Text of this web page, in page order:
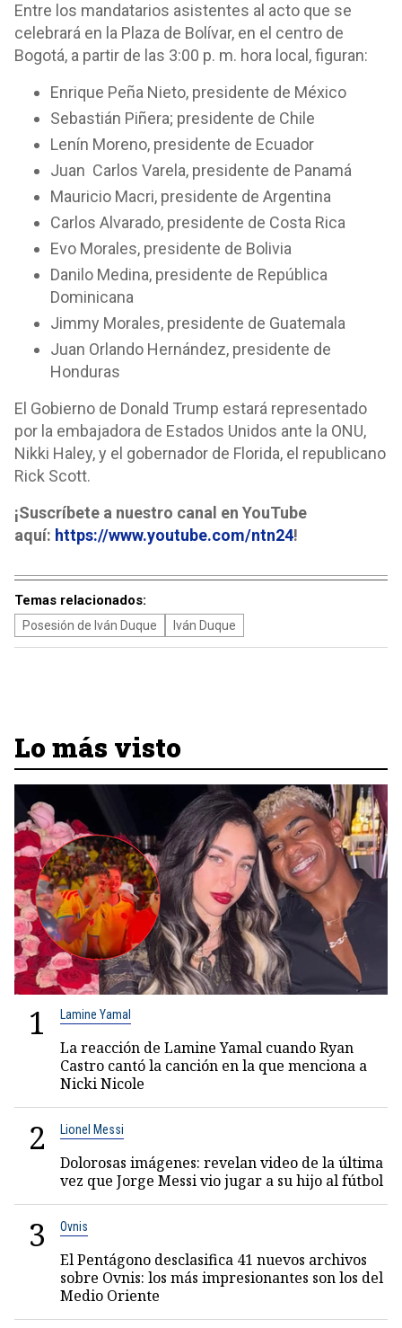
Entre los mandatarios asistentes al acto que se
celebrará en la Plaza de Bolívar, en el centro de
Bogotá, a partir de las 3:00 p. m. hora local, figuran:
Enrique Peña Nieto, presidente de México
Sebastián Piñera; presidente de Chile
Lenín Moreno, presidente de Ecuador
Juan Carlos Varela, presidente de Panamá
Mauricio Macri, presidente de Argentina
Carlos Alvarado, presidente de Costa Rica
Evo Morales, presidente de Bolivia
Danilo Medina, presidente de República
Dominicana
Jimmy Morales, presidente de Guatemala
Juan Orlando Hernández, presidente de
Honduras
El Gobierno de Donald Trump estará representado
por la embajadora de Estados Unidos ante la ONU,
Nikki Haley, y el gobernador de Florida, el republicano
Rick Scott.
¡Suscríbete a nuestro canal en YouTube
aquí: https://www.youtube.com/ntn24!
Temas relacionados:
Posesión de Iván Duque Iván Duque
Lo más visto
1 Lamine Yamal
La reacción de Lamine Yamal cuando Ryan
Castro cantó la canción en la que menciona a
Nicki Nicole
2 Lionel Messi
Dolorosas imágenes: revelan video de la última
vez que Jorge Messi vio jugar a su hijo al fútbol
3 Ovnis
El Pentágono desclasifica 41 nuevos archivos
sobre Ovnis: los más impresionantes son los del
Medio Oriente